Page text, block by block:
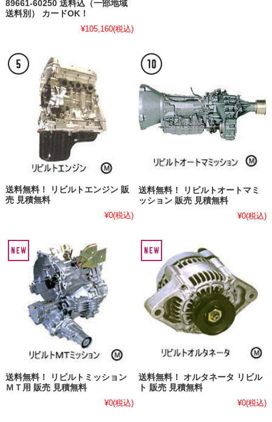
89661-60250 送料込（一部地域
送料別） カードOK！
¥105,160(税込)
送料無料！ リビルトエンジン 販
売 見積無料
¥0(税込)
送料無料！ リビルトオートマミ
ッション 販売 見積無料
¥0(税込)
送料無料！ リビルトミッション
ＭＴ用 販売 見積無料
¥0(税込)
送料無料！ オルタネータ リビル
ト 販売 見積無料
¥0(税込)